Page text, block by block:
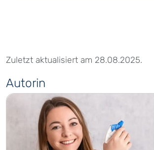
Zuletzt aktualisiert am 28.08.2025.
Autorin